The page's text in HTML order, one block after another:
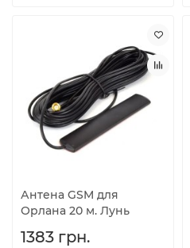
Антена GSM для
Орлана 20 м. Лунь
1383 грн.